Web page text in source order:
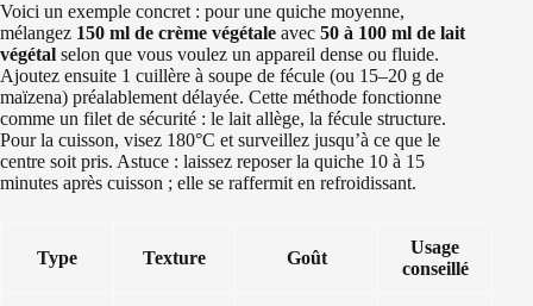
Voici un exemple concret : pour une quiche moyenne,
mélangez 150 ml de crème végétale avec 50 à 100 ml de lait
végétal selon que vous voulez un appareil dense ou fluide.
Ajoutez ensuite 1 cuillère à soupe de fécule (ou 15–20 g de
maïzena) préalablement délayée. Cette méthode fonctionne
comme un filet de sécurité : le lait allège, la fécule structure.
Pour la cuisson, visez 180°C et surveillez jusqu’à ce que le
centre soit pris. Astuce : laissez reposer la quiche 10 à 15
minutes après cuisson ; elle se raffermit en refroidissant.
Type Texture Goût
Usage
conseillé